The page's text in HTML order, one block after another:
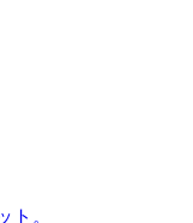
。